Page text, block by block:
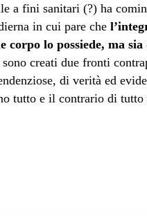
a fini sanitari (?) ha
in cui pare che
lo possiede, ma sia
creati due fronti
di verità ed
tutto e il contrario di tutto